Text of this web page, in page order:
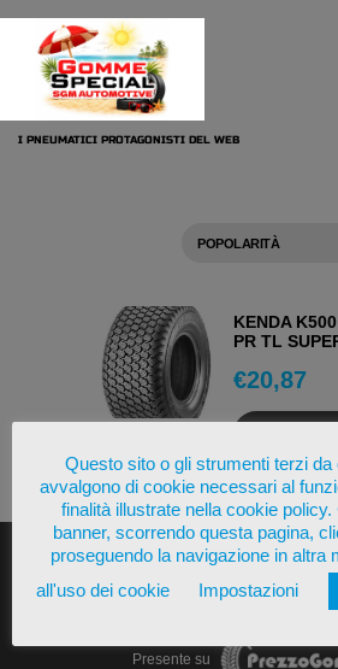
I PNEUMATICI PROTAGONISTI DEL WEB
KENDA
PR TL
€20,87
Presente su
Questo sito o gli strumenti terzi da
avvalgono di cookie necessari al
finalità illustrate nella cookie
banner, scorrendo questa pagina,
proseguendo la navigazione in altra
all'uso dei cookie
Impostazioni